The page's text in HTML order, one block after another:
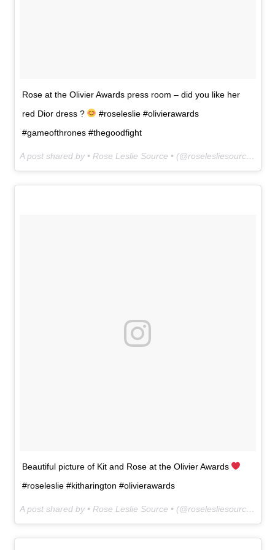
Rose at the Olivier Awards press room – did you like her
red Dior dress ?
#roseleslie #olivierawards
#gameofthrones #thegoodfight
A post shared by • Rose Leslie Source • (@roselesliesource) on
Beautiful picture of Kit and Rose at the Olivier Awards
#roseleslie #kitharington #olivierawards
A post shared by • Rose Leslie Source • (@roselesliesource) on